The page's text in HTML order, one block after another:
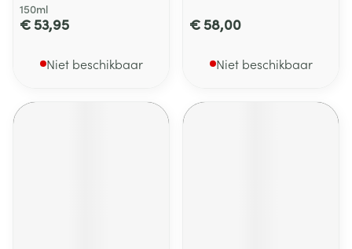
150ml
€ 53,95
Niet beschikbaar
€ 58,00
Niet beschikbaar